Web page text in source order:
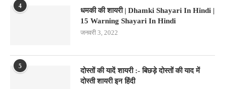
4
धमकी की शायरी | Dhamki Shayari In Hindi |
15 Warning Shayari In Hindi
जनवरी 3, 2022
5
दोस्तों की यादें शायरी :- बिछड़े दोस्तों की याद में
दोस्ती शायरी इन हिंदी